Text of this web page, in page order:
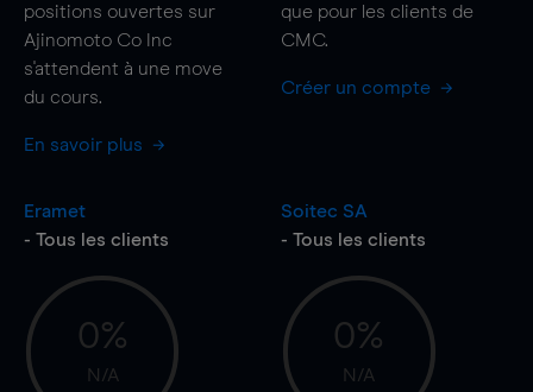
positions ouvertes sur
Ajinomoto Co Inc
s'attendent à une move
du cours.
En savoir plus
que pour les clients de
CMC.
Créer un compte
Eramet
- Tous les clients
0%
N/A
Soitec SA
- Tous les clients
0%
N/A